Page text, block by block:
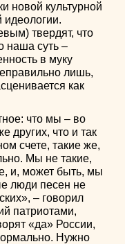
новой культурной
идеологии.
твердят, что
наша суть –
в муку
лишь,
как
что мы – во
других, что и так
счете, такие же,
Мы не такие,
и, может быть, мы
люди песен не
– говорил
патриотами,
«да» России,
Нужно